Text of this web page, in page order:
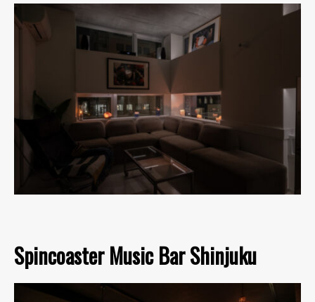
Spincoaster Music Bar Shinjuku